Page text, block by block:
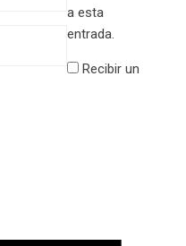
a esta
entrada.
Recibir un